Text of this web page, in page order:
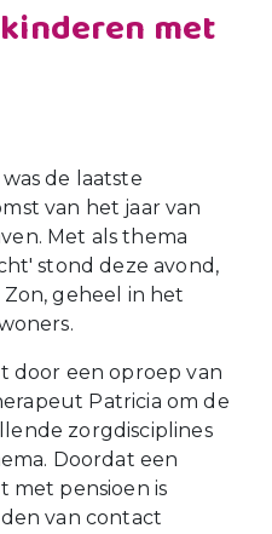
met
de laatste
van het jaar van
Met als thema
stond deze avond,
geheel in het
door een oproep van
Patricia om de
zorgdisciplines
Doordat een
met pensioen is
van contact